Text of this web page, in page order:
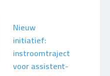
Nieuw
initiatief:
instroomtraject
voor assistent-